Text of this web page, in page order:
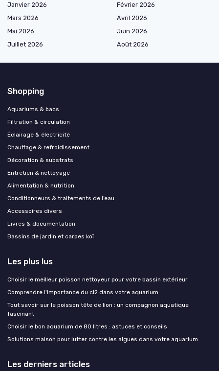
Janvier 2026
Février 2026
Mars 2026
Avril 2026
Mai 2026
Juin 2026
Juillet 2026
Août 2026
Shopping
Aquariums & bacs
Filtration & circulation
Éclairage & électricité
Chauffage & refroidissement
Décoration & substrats
Entretien & nettoyage
Alimentation & nutrition
Conditionneurs & traitements de l’eau
Accessoires divers
Livres & documentation
Bassins de jardin et carpes koï
Les plus lus
Choisir le meilleur poisson nettoyeur pour votre bassin extérieur
Comprendre l'importance du cl2 dans votre aquarium
Tout savoir sur le poisson tête de lion : un compagnon aquatique
fascinant
Choisir le bon aquarium de 80 litres : astuces et conseils
Solutions maison pour lutter contre les algues dans votre aquarium
Les derniers articles